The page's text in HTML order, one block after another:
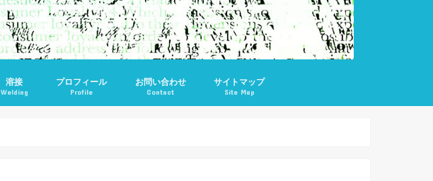
溶接
Welding
プロフィール
Profile
お問い合わせ
Contact
サイトマップ
Site Map